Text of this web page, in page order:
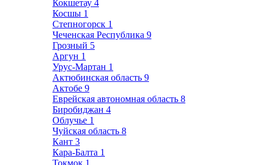
Кокшетау 4
Косшы 1
Степногорск 1
Чеченская Республика 9
Грозный 5
Аргун 1
Урус-Мартан 1
Актюбинская область 9
Актобе 9
Еврейская автономная область 8
Биробиджан 4
Облучье 1
Чуйская область 8
Кант 3
Кара-Балта 1
Токмок 1